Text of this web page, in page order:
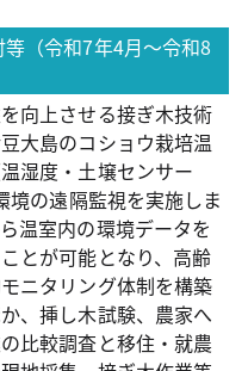
（令和7年4月～令和8
向上させる接ぎ木技術
大島のコショウ栽培温
湿度・土壌センサー
の遠隔監視を実施しま
温室内の環境データを
とが可能となり、高齢
ニタリング体制を構築
、挿し木試験、農家へ
比較調査と移住・就農